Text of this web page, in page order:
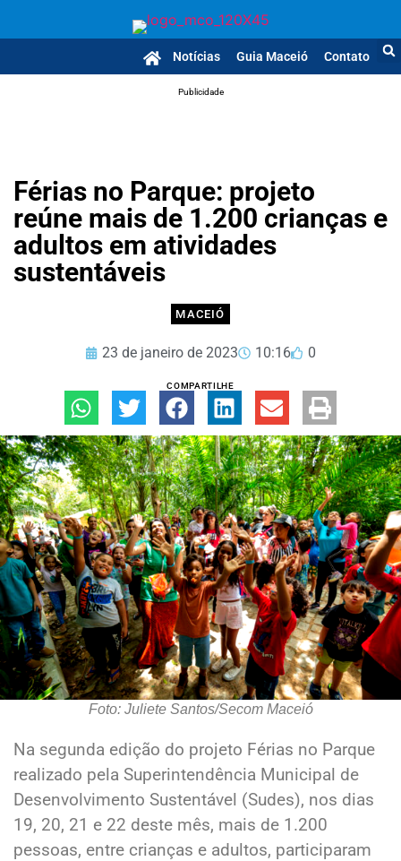
Notícias Guia Maceió Contato
Publicidade
Férias no Parque: projeto
reúne mais de 1.200 crianças e
adultos em atividades
sustentáveis
MACEIÓ
23 de janeiro de 2023 10:16 0
COMPARTILHE
Foto: Juliete Santos/Secom Maceió
Na segunda edição do projeto Férias no Parque
realizado pela Superintendência Municipal de
Desenvolvimento Sustentável (Sudes), nos dias
19, 20, 21 e 22 deste mês, mais de 1.200
pessoas, entre crianças e adultos, participaram